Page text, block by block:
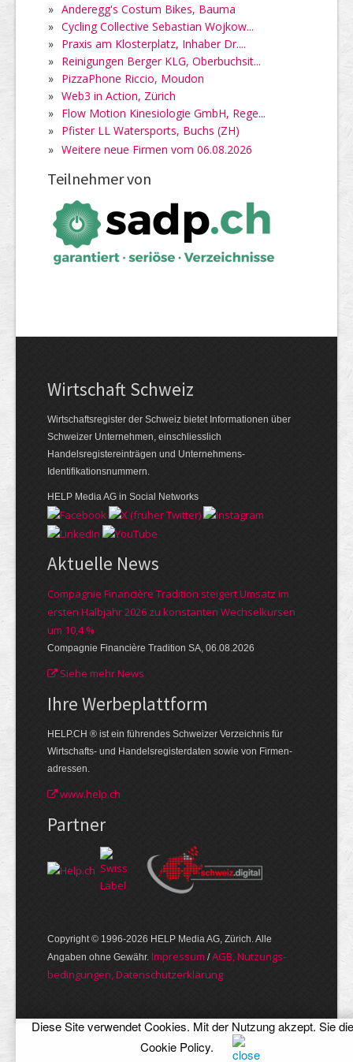
» Anderegg's Costum Bikes, Bauma
» Cycling Collective Sebastian Wojkow...
» Praxis am Klosterplatz, Inhaber Dr....
» Reinigungen Berger KLG, Oberbuchsit...
» PizzaPhone Riccio, Moudon
» Web3 in Action, Zürich
» Flow Motion Kinesiologie GmbH, Rege...
» Pfister LL Watersports, Buchs (ZH)
» Weitere neue Firmen vom 06.08.2026
Teilnehmer von
Wirtschaft Schweiz
Wirtschaftsregister der Schweiz bietet Informationen über
Schweizer Unternehmen, einschliesslich
Handelsregistereinträgen und Unternehmens-
Identifikationsnummern.
HELP Media AG in Social Networks
Aktuelle News
Compagnie Financière Tradition steigert Umsatz im
ersten Halbjahr 2026 zu konstanten Wechselkursen
um 10,4 %
Compagnie Financière Tradition SA, 06.08.2026
Siehe mehr News
Ihre Werbe­plattform
HELP.CH ® ist ein führendes Schweizer Verzeichnis für
Wirtschafts- und Handelsregisterdaten sowie von Firmen­
adressen.
www.help.ch
Partner
Copyright © 1996-2026 HELP Media AG, Zürich. Alle
Angaben ohne Gewähr. Im­pres­sum /AGB, Nut­zungs­
bedin­gungen, Daten­schutz­er­klärung
Diese Site verwendet Cookies. Mit der Nutzung akzept. Sie die
Cookie Policy.